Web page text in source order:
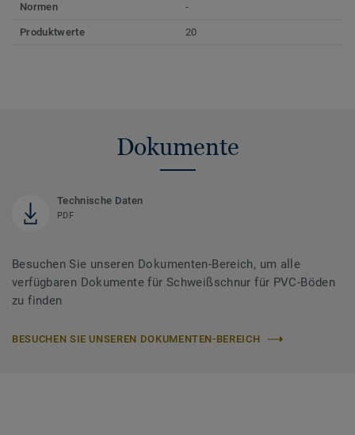
Normen
-
Produktwerte 20
Dokumente
Technische Daten
PDF
Besuchen Sie unseren Dokumenten-Bereich, um alle
verfügbaren Dokumente für Schweißschnur für PVC-Böden
zu finden
BESUCHEN SIE UNSEREN DOKUMENTEN-BEREICH